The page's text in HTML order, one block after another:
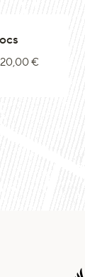
20,00€